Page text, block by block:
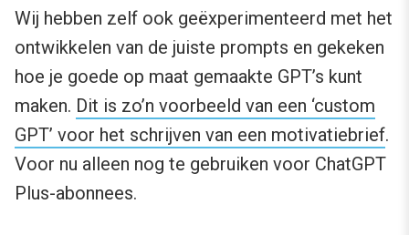
Wij hebben zelf ook geëxperimenteerd met het
ontwikkelen van de juiste prompts en gekeken
hoe je goede op maat gemaakte GPT’s kunt
maken. Dit is zo’n voorbeeld van een ‘custom
GPT’ voor het schrijven van een motivatiebrief.
Voor nu alleen nog te gebruiken voor ChatGPT
Plus-abonnees.